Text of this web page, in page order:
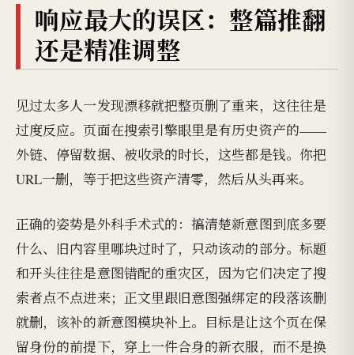
响应最大的误区：整篇推翻
还是精准调整
见过太多人一发现漂移就把整页删了重来，这往往是
过度反应。页面在搜索引擎眼里是有历史资产的——
外链、停留数据、被收录的时长，这些都是钱。你把
URL一删，等于把这些资产清零，然后从头再来。
正确的姿势是外科手术式的：搞清楚新意图到底多要
什么、旧内容里哪块过时了，只动该动的部分。标题
和开头往往是意图错配的重灾区，因为它们决定了搜
索者点不点进来；正文里跟旧意图强绑定的段落该删
就删，该补的新意图模块补上。目标是让这个页在保
留身份的前提下，穿上一件合身的新衣服，而不是换